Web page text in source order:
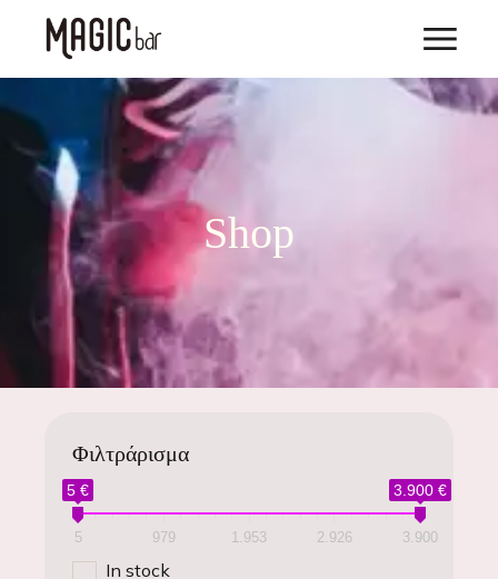
Shop
Φιλτράρισμα
5 € 3.900 €
5 979 1.953 2.926 3.900
In stock